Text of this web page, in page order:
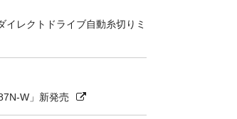
イレクトドライブ自動糸切りミ
W」新発売